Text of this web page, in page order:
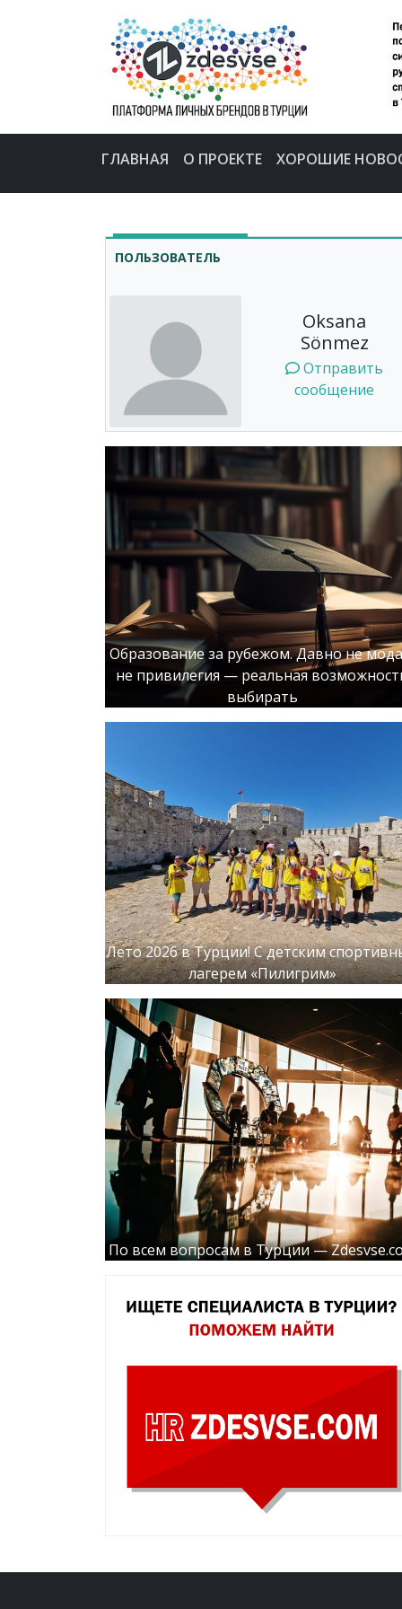
ГЛАВНАЯ О ПРОЕКТЕ ХОРОШИЕ
ПОЛЬЗОВАТЕЛЬ
Oksana
Sönmez
Отправить
сообщение
Образование за рубежом. Давно не
не привилегия — реальная
выбирать
Лето 2026 в Турции! С детским
лагерем «Пилигрим»
По всем вопросам в Турции —